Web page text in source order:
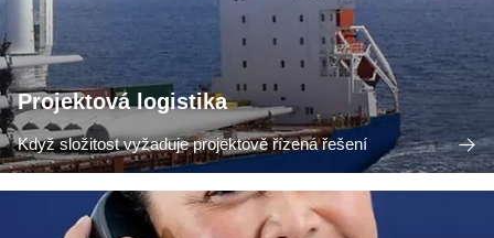
Projektová logistika
Když složitost vyžaduje projektově řízená řešení